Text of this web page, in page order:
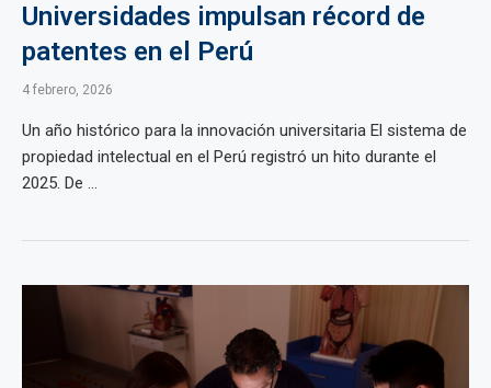
Universidades impulsan récord de
patentes en el Perú
4 febrero, 2026
Un año histórico para la innovación universitaria El sistema de
propiedad intelectual en el Perú registró un hito durante el
2025. De ...